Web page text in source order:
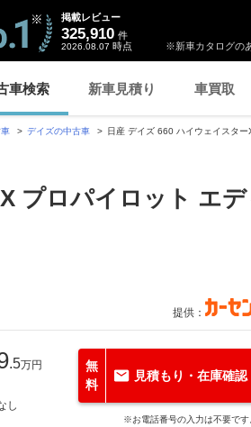
※新車カタログの
掲載レビュー
325,910 件
2026.08.07 時点
車検索 新車見積り 車買取
デイズの中古車
日産 デイズ 660 ハイウェイスタ
プロパイロット エデ
提供：
.5万円
し
無
料
見積もり・在庫確認
※お電話番号の入力は不要です